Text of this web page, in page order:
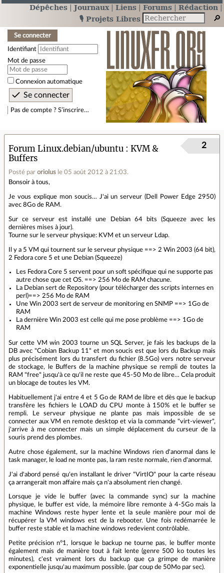
Dépêches Journaux Liens Forums
Rédaction
🎙️ Projets Libres
Se connecter
Identifiant
Mot de passe
Connexion automatique
Pas de compte ? S’inscrire…
Forum Linux.debian/ubuntu
KVM &
Buffers
Posté par oriolus le 05 août 2012 à 21:03.
2
Bonsoir à tous,
Je vous explique mon soucis… J'ai un serveur (Dell Power Edge 2950)
avec 8Go de RAM.
Sur ce serveur est installé une Debian 64 bits (Squeeze avec les
dernières mises à jour).
Tourne sur le serveur physique: KVM et un serveur Ldap.
Il y a 5 VM qui tournent sur le serveur physique ==> 2 Win 2003 (64 bit),
2 Fedora core 5 et une Debian (Squeeze)
Les Fedora Core 5 servent pour un soft spécifique qui ne supporte pas
autre chose que cet OS. ==> 256 Mo de RAM chacune.
La Debian sert de Repository (pour télécharger des scripts internes en
perl)==> 256 Mo de RAM
Une Win 2003 sert de serveur de monitoring en SNMP ==> 1Go de
RAM
La dernière Win 2003 est celle qui me pose problème ==> 1Go de
RAM
Sur cette VM win 2003 tourne un SQL Server, je fais les backups de la
DB avec "Cobian Backup 11" et mon soucis est que lors du Backup mais
plus précisément lors du transfert du fichier (8.5Go) vers notre serveur
de stockage, le Buffers de la machine physique se rempli de toutes la
RAM "free" jusqu'à ce qu'il ne reste que 45-50 Mo de libre… Cela produit
un blocage de toutes les VM.
Habituellement j'ai entre 4 et 5 Go de RAM de libre et dès que le backup
transfère les fichiers le LOAD du CPU monte à 150% et le buffer se
rempli. Le serveur physique ne plante pas mais impossible de se
connecter aux VM en remote desktop et via la commande "virt-viewer",
j'arrive à me connecter mais un simple déplacement du curseur de la
souris prend des plombes.
Autre chose également, sur la machine Windows rien d'anormal dans le
task manager, le load ne monte pas, la ram reste normale, rien d'anormal.
J'ai d'abord pensé qu'en installant le driver "VirtIO" pour la carte réseau
ça arrangerait mon affaire mais ça n'a absolument rien changé.
Lorsque je vide le buffer (avec la commande sync) sur la machine
physique, le buffer est vide, la mémoire libre remonte à 4-5Go mais la
machine Windows reste hyper lente et la seule manière pour moi de
récupérer la VM windows est de la rebooter. Une fois redémarrée le
buffer reste stable et la machine windows redevient contrôlable.
Petite précision n°1, lorsque le backup ne tourne pas, le buffer monte
également mais de manière tout à fait lente (genre 500 ko toutes les
minutes), c'est vraiment lors du backup que ça grimpe de manière
exponentielle jusqu'au maximum possible. (par coup de 50Mo par sec).